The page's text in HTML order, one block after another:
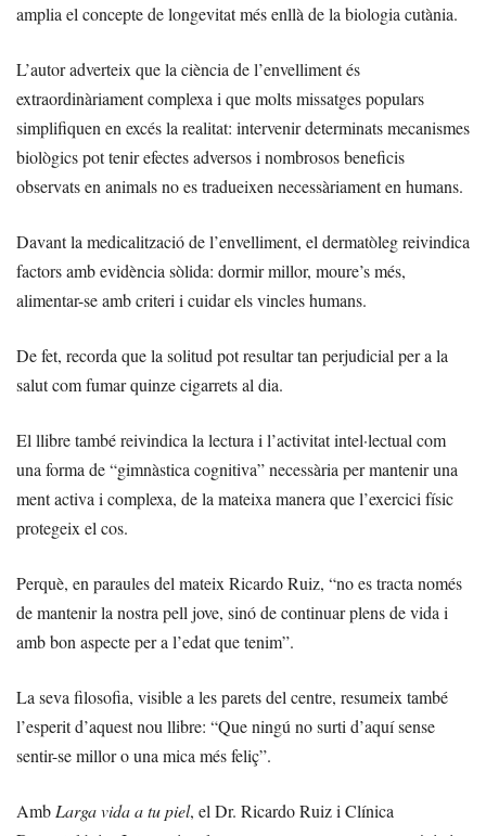
amplia el concepte de longevitat més enllà de la biologia cutània.
L’autor adverteix que la ciència de l’envelliment és
extraordinàriament complexa i que molts missatges populars
simplifiquen en excés la realitat: intervenir determinats mecanismes
biològics pot tenir efectes adversos i nombrosos beneficis
observats en animals no es tradueixen necessàriament en humans.
Davant la medicalització de l’envelliment, el dermatòleg reivindica
factors amb evidència sòlida: dormir millor, moure’s més,
alimentar-se amb criteri i cuidar els vincles humans.
De fet, recorda que la solitud pot resultar tan perjudicial per a la
salut com fumar quinze cigarrets al dia.
El llibre també reivindica la lectura i l’activitat intel·lectual com
una forma de “gimnàstica cognitiva” necessària per mantenir una
ment activa i complexa, de la mateixa manera que l’exercici físic
protegeix el cos.
Perquè, en paraules del mateix Ricardo Ruiz, “no es tracta només
de mantenir la nostra pell jove, sinó de continuar plens de vida i
amb bon aspecte per a l’edat que tenim”.
La seva filosofia, visible a les parets del centre, resumeix també
l’esperit d’aquest nou llibre: “Que ningú no surti d’aquí sense
sentir-se millor o una mica més feliç”.
Amb Larga vida a tu piel, el Dr. Ricardo Ruiz i Clínica